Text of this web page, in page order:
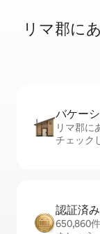
リマ郡に⁠
バケー
リマ郡に
チェック
認証済
650,860